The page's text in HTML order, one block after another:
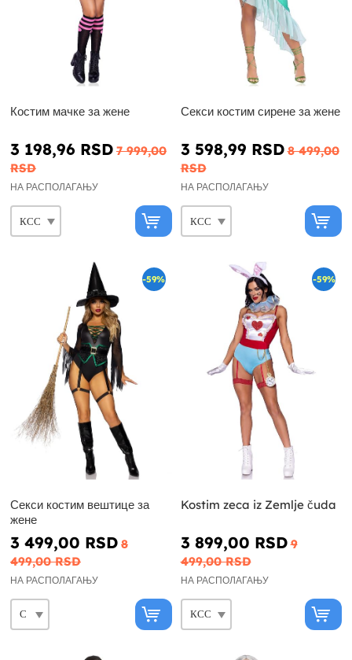
Костим мачке за жене
3 198,96 RSD 7 999,00
RSD
НА РАСПОЛАГАЊУ
Секси костим сирене за жене
3 598,99 RSD 8 499,00
RSD
НА РАСПОЛАГАЊУ
-59%
Секси костим вештице за
жене
3 499,00 RSD 8
499,00 RSD
НА РАСПОЛАГАЊУ
-59%
Kostim zeca iz Zemlje čuda
3 899,00 RSD 9
499,00 RSD
НА РАСПОЛАГАЊУ